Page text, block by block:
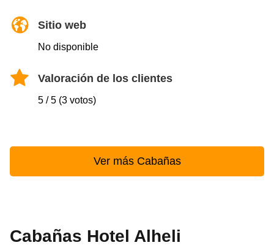
Sitio web
No disponible
Valoración de los clientes
5 / 5 (3 votos)
Ver más Cabañas
Cabañas Hotel Alheli